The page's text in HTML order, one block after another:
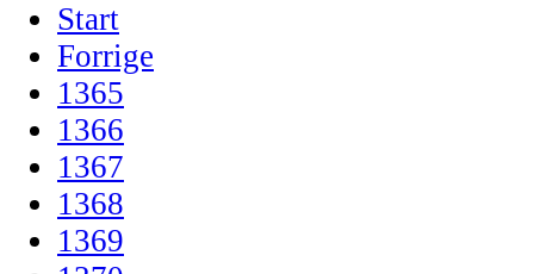
Start
Forrige
1365
1366
1367
1368
1369